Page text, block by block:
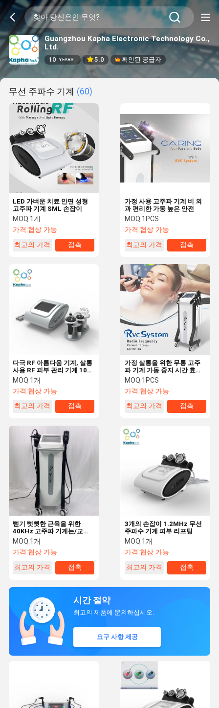
Guangzhou Kapha Electronic Technology Co.,
Ltd.
10 YEARS 5.0 확인된 공급자
무선 주파수 기계 (60)
LED 가벼운 치료 안면 성형
고주파 기계 SML 손잡이
MOQ:1개
가격:협상 가능
최고의 가격
접촉
가정 사용 고주파 기계 비 외
과 편리한 가동 높은 안전
MOQ:1PCS
가격:협상 가능
최고의 가격
접촉
다극 RF 아름다움 기계, 살롱
사용 RF 피부 관리 기계 10-
80 Kpa 압력
MOQ:1개
가격:협상 가능
최고의 가격
접촉
가정 살롱을 위한 무통 고주
파 기계 가동 중지 시간 효과
적인 결과 없음
MOQ:1PCS
가격:협상 가능
최고의 가격
접촉
뻗기 뻣뻣한 근육을 위한
40KHz 고주파 기계는/교원
조직을 활성화합니다
MOQ:1개
가격:협상 가능
최고의 가격
접촉
3개의 손잡이 1.2MHz 무선
주파수 기계 피부 리프팅
MOQ:1개
가격:협상 가능
최고의 가격
접촉
시간 절약
최고의 제품에 문의하십시오.
요구 사항 제공